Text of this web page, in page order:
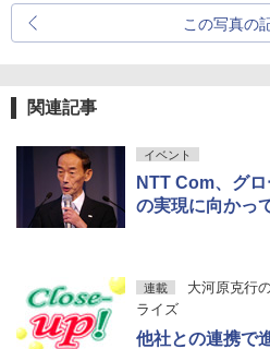
この写真の
関連記事
イベント
NTT Com、グ
の実現に向かっ
連載
大河原克行
ライズ
他社との連携で